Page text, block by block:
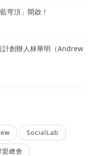
穹頂」開啟！
計創辦人林華明（Andrew
SocialLab
總會